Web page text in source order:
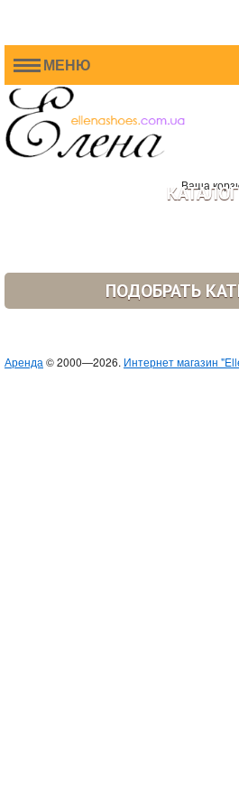
МЕНЮ
Ваша
КАТАЛОГ
ПОДОБРАТЬ
Аренда © 2000—2026. Интернет магазин